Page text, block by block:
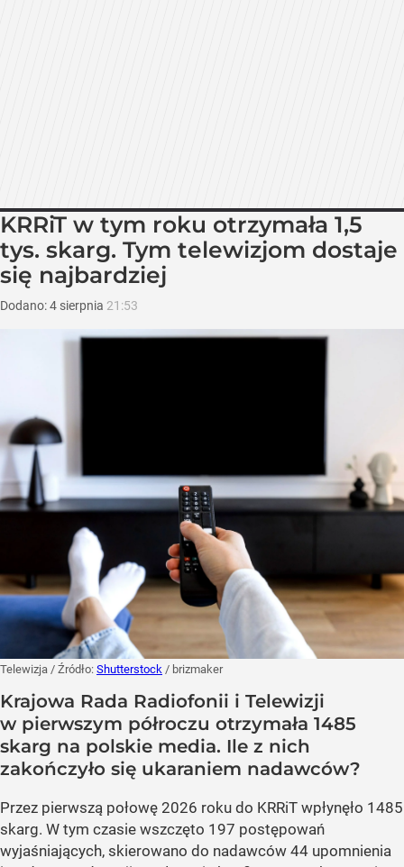
KRRiT w tym roku otrzymała 1,5
tys. skarg. Tym telewizjom dostaje
się najbardziej
Dodano:4 sierpnia 21:53
Telewizja / Źródło: Shutterstock / brizmaker
Krajowa Rada Radiofonii i Telewizji
w pierwszym półroczu otrzymała 1485
skarg na polskie media. Ile z nich
zakończyło się ukaraniem nadawców?
Przez pierwszą połowę 2026 roku do KRRiT wpłynęło 1485
skarg. W tym czasie wszczęto 197 postępowań
wyjaśniających, skierowano do nadawców 44 upomnienia